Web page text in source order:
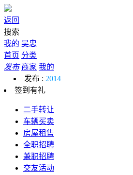
返回
搜索
我的 吴忠
首页 分类
发布 商家 我的
发布 : 2014
签到有礼
二手转让
车辆买卖
房屋租售
全职招聘
兼职招聘
交友活动